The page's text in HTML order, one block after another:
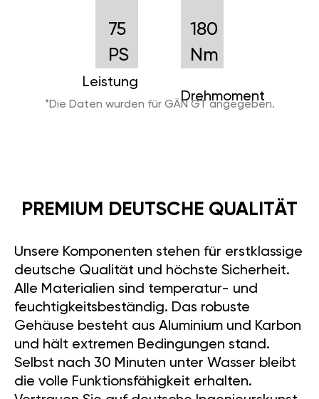
75
PS
Leistung
180
Nm
Drehmoment
*Die Daten wurden für GÄN GT angegeben.
PREMIUM DEUTSCHE QUALITÄT
Unsere Komponenten stehen für erstklassige
deutsche Qualität und höchste Sicherheit.
Alle Materialien sind temperatur- und
feuchtigkeitsbeständig. Das robuste
Gehäuse besteht aus Aluminium und Karbon
und hält extremen Bedingungen stand.
Selbst nach 30 Minuten unter Wasser bleibt
die volle Funktionsfähigkeit erhalten.